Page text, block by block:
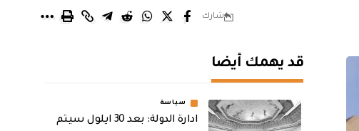
شارك
قد يهمك أيضا
سياسة
ادارة الدولة: بعد 30 ايلول سيتم